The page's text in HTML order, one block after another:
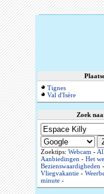
Tignes
Val d'Isère
Zoek
Zoektips: Webcam-
Aanbiedingen- Het
Bezienswaardigheden-
Vliegvakantie-
minute-